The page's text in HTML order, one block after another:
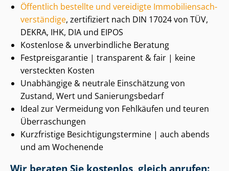
Öffentlich bestellte und vereidigte Im­mo­bi­li­en­sach­
ver­stän­di­ge, zertifiziert nach DIN 17024 von TÜV,
DEKRA, IHK, DIA und EIPOS
Kostenlose & unverbindliche Beratung
Fest­preis­ga­ran­tie | transparent & fair | keine
versteckten Kosten
Unabhängige & neutrale Einschätzung von
Zustand, Wert und Sa­nie­rungs­be­darf
Ideal zur Vermeidung von Fehlkäufen und teuren
Überraschungen
Kurzfristige Be­sich­ti­gungs­ter­mi­ne | auch abends
und am Wochenende